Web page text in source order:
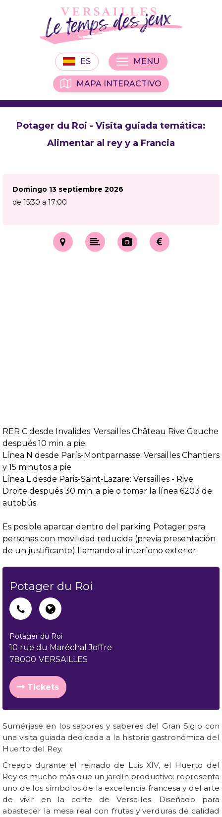
ES
MAPA INTERACTIVO
MENU
Potager du Roi - Visita guiada temática:
Alimentar al rey y a Francia
Domingo 13 septiembre 2026
de 15:30 a 17:00
RER C desde Invalides: Versailles Château Rive Gauche
después 10 min. a pie
Línea N desde París-Montparnasse: Versailles Chantiers
y 15 minutos a pie
Línea L desde Paris-Saint-Lazare: Versailles - Rive
Droite después 30 min. a pie o tomar la línea 6203 de
autobús
Es posible aparcar dentro del parking Potager para
personas con movilidad reducida (previa presentación
de un justificante) llamando al interfono exterior.
Potager du Roi
Potager du Roi
10 rue du Maréchal Joffre
78000 VERSAILLES
Tickets
Sumérjase en los sabores y saberes del Gran Siglo con
una visita guiada dedicada a la historia gastronómica del
Huerto del Rey.
Creado durante el reinado de Luis XIV, el Huerto del
Rey es mucho más que un jardín productivo: representa
uno de los símbolos de la excelencia francesa y del arte
de vivir en la corte de Versalles. Diseñado para
abastecer la mesa real con frutas y verduras de calidad